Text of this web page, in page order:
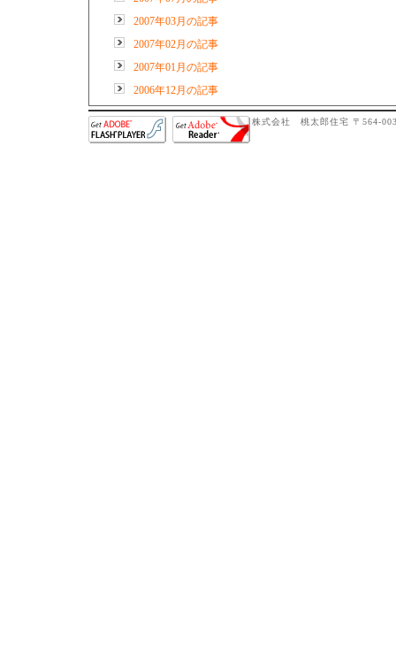
2007年03月の記事
2007年02月の記事
2007年01月の記事
2006年12月の記事
株式会社 桃太郎住宅 〒564-